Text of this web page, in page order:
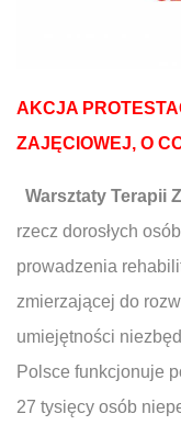
AKCJA
ZAJĘCIOWEJ, O
Warsztaty Terapii
rzecz dorosłych
prowadzenia
zmierzającej do
umiejętności
Polsce funkcjonuje
27 tysięcy osób